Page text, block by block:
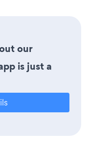
our
is just a